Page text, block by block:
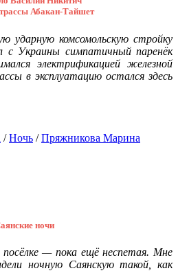
Абакан-Тайшет
ударную комсомольскую стройку
с Украины симпатичный паренёк
электрификацией железной
в эксплуатацию остался здесь
/Ночь /Пряжникова Марина
ночи
— пока ещё неспетая. Мне
ночную Саянскую такой, как